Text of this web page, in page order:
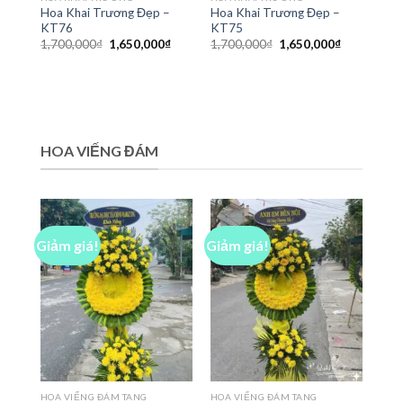
Hoa Khai Trương Đẹp –
KT76
1,700,000₫ Giá
gốc
1,650,000₫Giá
Hoa Khai Trương Đẹp –
KT75
1,700,000₫ Giá
gốc
1,650,000₫Giá
HOA VIẾNG ĐÁM
Giảm giá!
HOA VIẾNG ĐÁM TANG
Giảm giá!
HOA VIẾNG ĐÁM TANG